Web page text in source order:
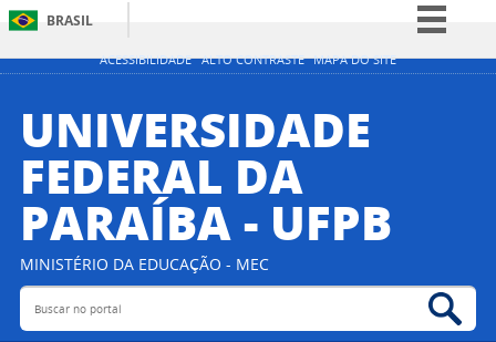
ACESSIBILIDADE ALTO CONTRASTE MAPA DO SITE
BRASIL
Simplifique!
Participe
Acesso à informação
Canais
UNIVERSIDADE
FEDERAL DA
PARAÍBA - UFPB
MINISTÉRIO DA EDUCAÇÃO - MEC
Buscar no portal